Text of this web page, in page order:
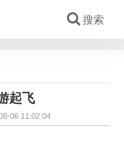
起飞
06 11:02:04